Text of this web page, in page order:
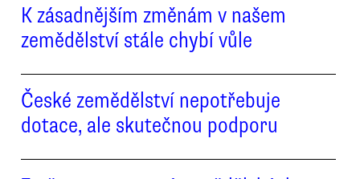
K zásadnějším změnám v našem
zemědělství stále chybí vůle
České zemědělství nepotřebuje
dotace, ale skutečnou podporu